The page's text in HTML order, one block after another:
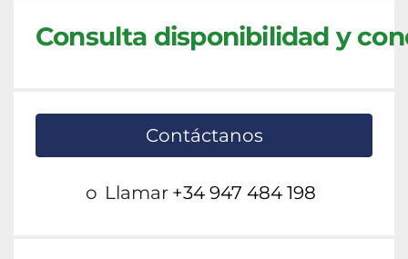
Consulta disponibilidad y
Contáctanos
o Llamar +34 947 484 198